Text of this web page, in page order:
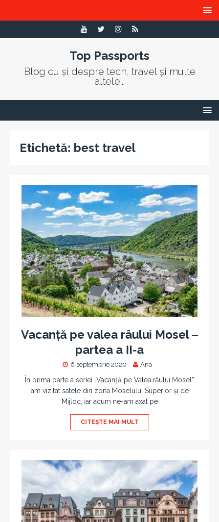
Top Passports
Blog cu și despre tech, travel și multe
altele...
Etichetă: best travel
Vacanță pe valea râului Mosel –
partea a II-a
6 septembrie 2020 Ana
În prima parte a seriei „Vacanță pe Valea râului Mosel”
am vizitat satele din zona Moselului Superior și de
Mijloc, iar acum ne-am axat pe
CITEȘTE MAI MULT